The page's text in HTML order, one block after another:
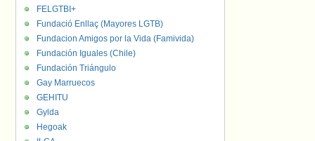
FELGTBI+
Fundació Enllaç (Mayores LGTB)
Fundacion Amigos por la Vida (Famivida)
Fundación Iguales (Chile)
Fundación Triángulo
Gay Marruecos
GEHITU
Gylda
Hegoak